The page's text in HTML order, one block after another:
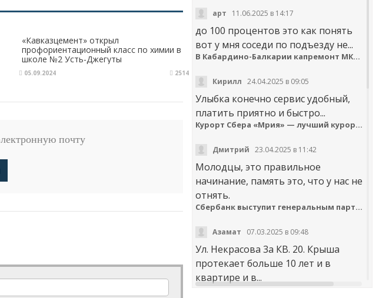
«Кавказцемент» открыл
профориентационный класс по химии в
школе №2 Усть-Джегуты
05.09.2024 2514
почту
арт 11.06.2025 в 14:17
до 100 процентов это как понять
вот у мня соседи по подъезду не...
В Кабардино-Балкарии капремонт МКД идёт с опережением графика
Кирилл 24.04.2025 в 09:05
Улыбка конечно сервис удобный,
платить приятно и быстро...
Курорт Сбера «Мрия» — лучший курортный отель по версии Russian Hospitality Awards
Дмитрий 23.04.2025 в 11:42
Молодцы, это правильное
начинание, память это, что у нас не
отнять.
Сбербанк выступит генеральным партнером онлайн-шествия «Бессмертный полк»
Азамат 07.03.2025 в 09:48
Ул. Некрасова 3а КВ. 20. Крыша
протекает больше 10 лет и в
квартире и в...